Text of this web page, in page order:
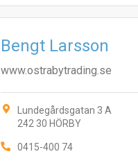
Bengt Larsson
www.ostrabytrading.se
Lundegårdsgatan 3 A
242 30 HÖRBY
0415-400 74